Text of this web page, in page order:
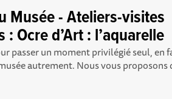
Musée - Ateliers-visites
Ocre d’Art : l’aquarelle
passer un moment privilégié seul, en
autrement. Nous vous proposons